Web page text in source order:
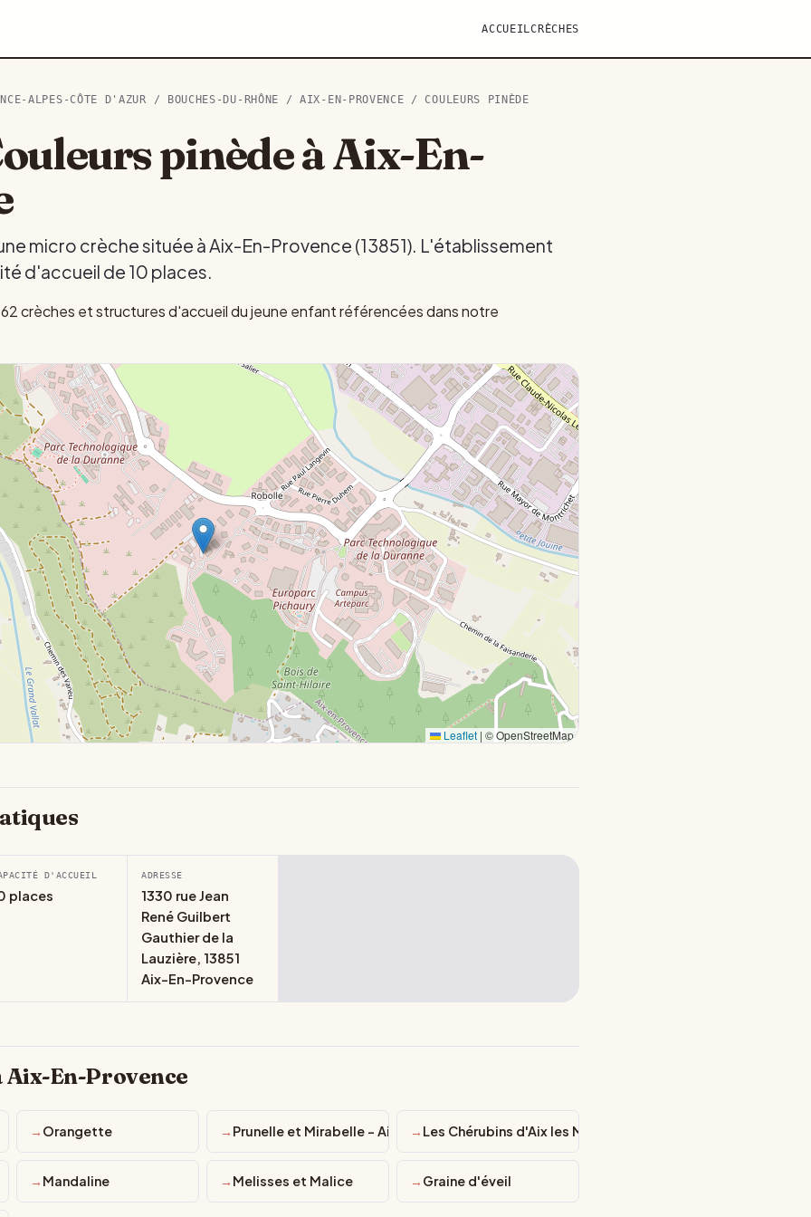
ACCUEILCRÈCHES
ALPES-CÔTE D'AZUR / BOUCHES-DU-RHÔNE /AIX-EN-PROVENCE / COULEURS PINÈDE
pinède à Aix-En-
micro crèche située à Aix-En-Provence (13851). L'établissement
d'accueil de 10 places.
crèches et structures d'accueil du jeune enfant référencées dans notre
Leaflet | © OpenStreetMap
D'ACCUEIL
places
ADRESSE
1330 rue Jean
René Guilbert
Gauthier de la
Lauzière, 13851
Aix-En-Provence
Aix-En-Provence
Orangette Prunelle et Mirabelle - Aix en ProvenceLes Chérubins d'Aix les Milles
Mandaline Melisses et Malice Graine d'éveil